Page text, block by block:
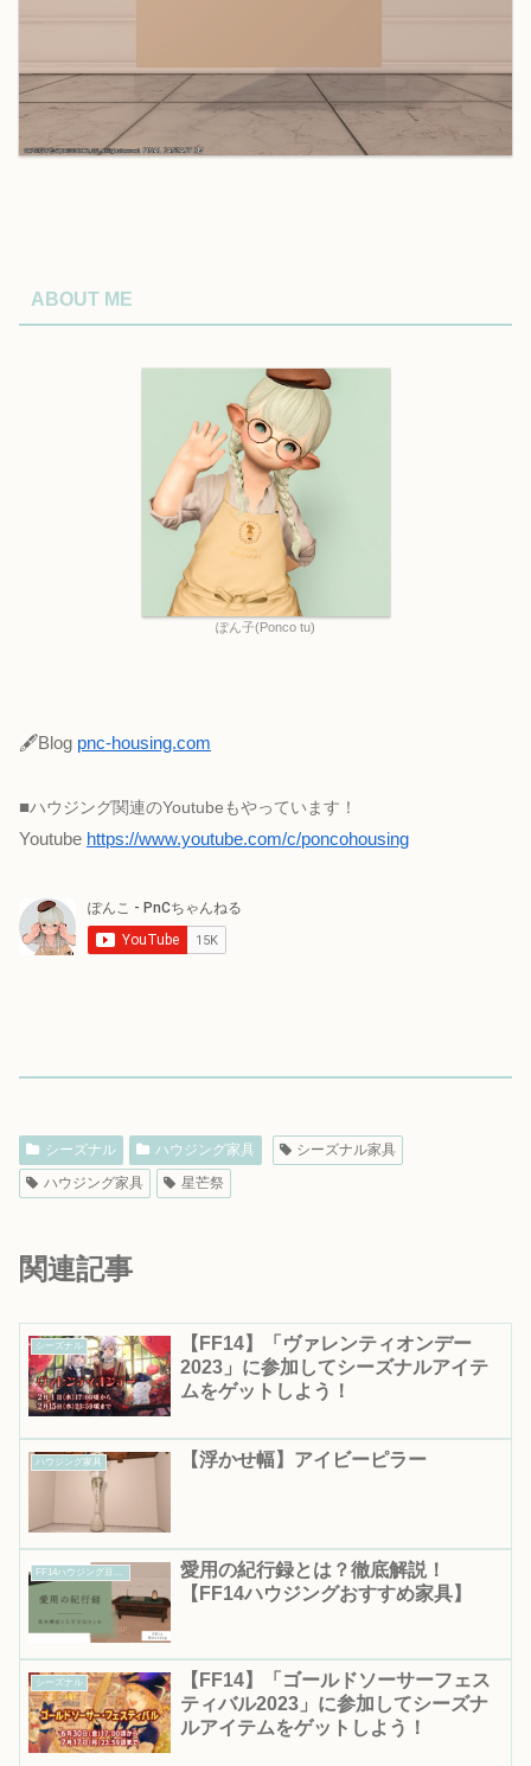
ABOUT ME
ぽん子(Ponco tu)
🖋Blog pnc-housing.com
■ハウジング関連のYoutubeもやっています！
Youtube https://www.youtube.com/c/poncohousing
シーズナル ハウジング家具
シーズナル家具
ハウジング家具
星芒祭
関連記事
シーズナル
【FF14】「ヴァレンティオンデー
2023」に参加してシーズナルアイテ
ムをゲットしよう！
ハウジング家具 【浮かせ幅】アイビーピラー
FF14ハウジング豆知識｜知って得する便利情報まとめ
愛用の紀行録とは？徹底解説！
【FF14ハウジングおすすめ家具】
シーズナル
【FF14】「ゴールドソーサーフェス
ティバル2023」に参加してシーズナ
ルアイテムをゲットしよう！